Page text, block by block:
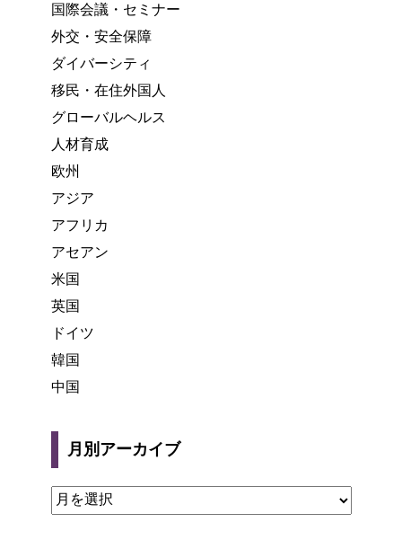
国際会議・セミナー
外交・安全保障
ダイバーシティ
移民・在住外国人
グローバルヘルス
人材育成
欧州
アジア
アフリカ
アセアン
米国
英国
ドイツ
韓国
中国
月別アーカイブ